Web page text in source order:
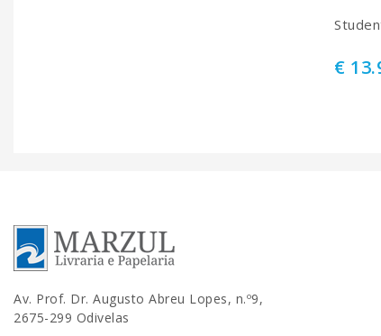
€
Av. Prof. Dr. Augusto Abreu Lopes, n.º9,
2675-299 Odivelas